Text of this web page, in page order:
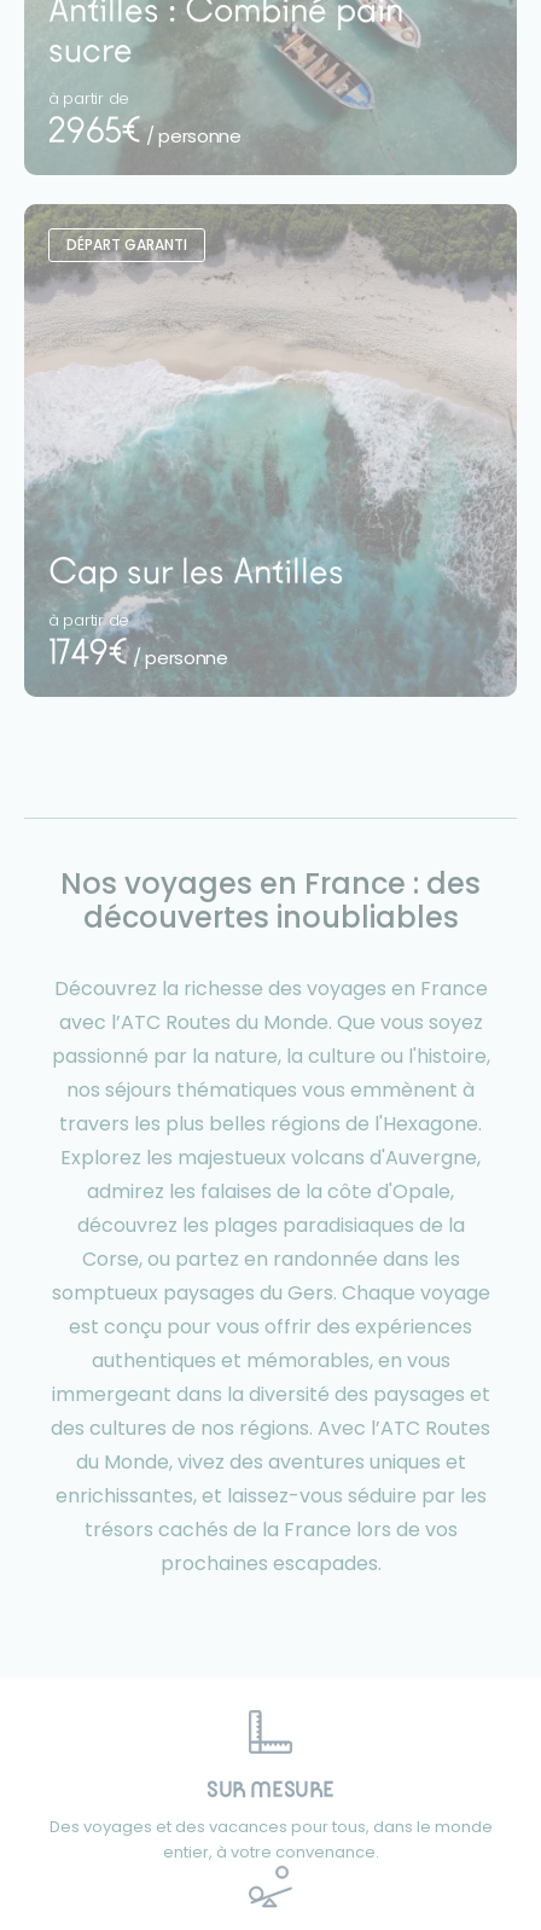
Antilles : Combiné pain
sucre
à partir de
2965€ / personne
DÉPART GARANTI
Cap sur les Antilles
à partir de
1749€ / personne
Nos voyages en France : des
découvertes inoubliables
Découvrez la richesse des voyages en France
avec l’ATC Routes du Monde. Que vous soyez
passionné par la nature, la culture ou l'histoire,
nos séjours thématiques vous emmènent à
travers les plus belles régions de l'Hexagone.
Explorez les majestueux volcans d'Auvergne,
admirez les falaises de la côte d'Opale,
découvrez les plages paradisiaques de la
Corse, ou partez en randonnée dans les
somptueux paysages du Gers. Chaque voyage
est conçu pour vous offrir des expériences
authentiques et mémorables, en vous
immergeant dans la diversité des paysages et
des cultures de nos régions. Avec l’ATC Routes
du Monde, vivez des aventures uniques et
enrichissantes, et laissez-vous séduire par les
trésors cachés de la France lors de vos
prochaines escapades.
SUR MESURE
Des voyages et des vacances pour tous, dans le monde
entier, à votre convenance.